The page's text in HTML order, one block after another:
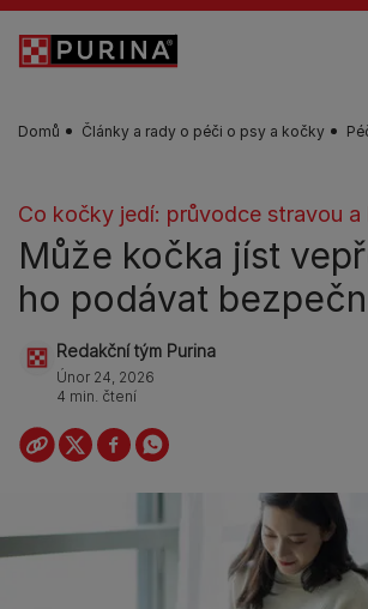
Skip to main content
Domů Články a rady o péči o psy a kočky
Co kočky jedí: průvodce stravou a
Může kočka jíst
ho podávat
Redakční tým Purina
Únor 24, 2026
4 min. čtení